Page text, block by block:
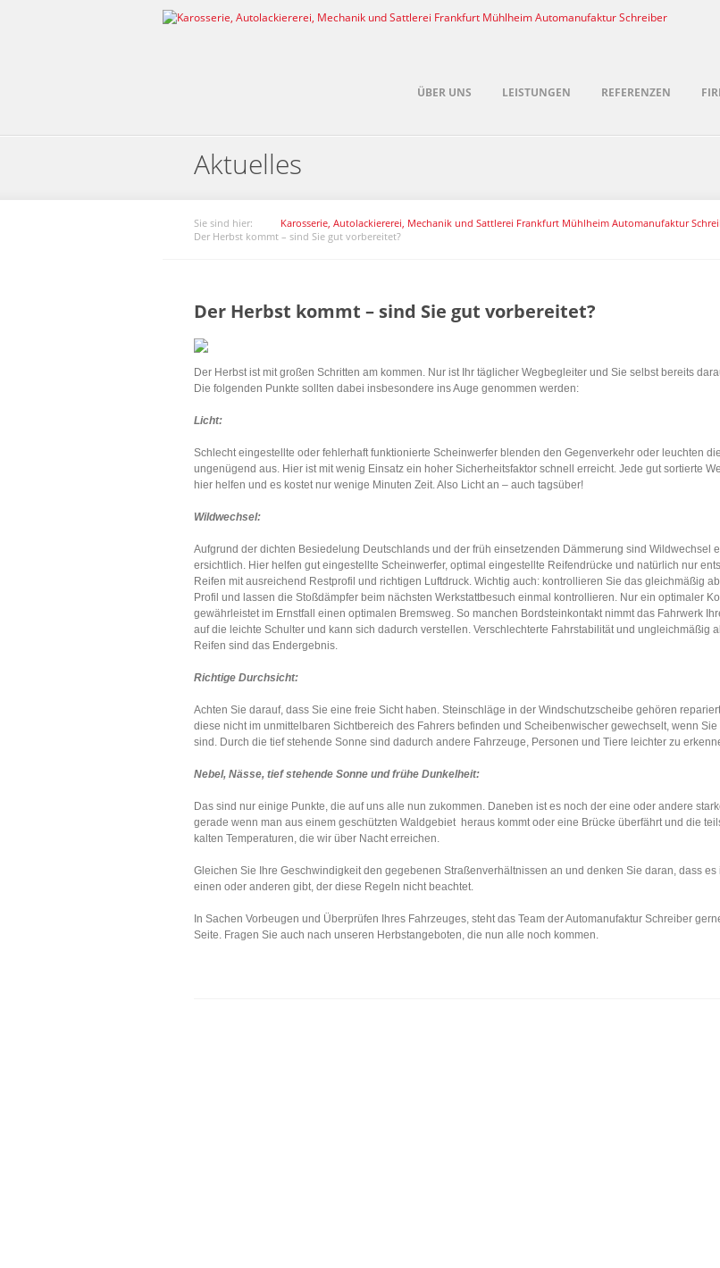
ÜBER UNS LEISTUNGEN REFERENZEN
Aktuelles
Sie sind hier: Karosserie, Autolackiererei, Mechanik und Sattlerei Frankfurt Mühlheim Automanufaktur
Der Herbst kommt – sind Sie gut vorbereitet?
Der Herbst kommt – sind Sie gut vorbereitet?
Der Herbst ist mit großen Schritten am kommen. Nur ist Ihr täglicher Wegbegleiter und Sie selbst bereits
Die folgenden Punkte sollten dabei insbesondere ins Auge genommen werden:
Licht:
Schlecht eingestellte oder fehlerhaft funktionierte Scheinwerfer blenden den Gegenverkehr oder leuchten
ungenügend aus. Hier ist mit wenig Einsatz ein hoher Sicherheitsfaktor schnell erreicht. Jede gut sortierte
hier helfen und es kostet nur wenige Minuten Zeit. Also Licht an – auch tagsüber!
Wildwechsel:
Aufgrund der dichten Besiedelung Deutschlands und der früh einsetzenden Dämmerung sind Wildwechsel
ersichtlich. Hier helfen gut eingestellte Scheinwerfer, optimal eingestellte Reifendrücke und natürlich nur
Reifen mit ausreichend Restprofil und richtigen Luftdruck. Wichtig auch: kontrollieren Sie das gleichmäßig
Profil und lassen die Stoßdämpfer beim nächsten Werkstattbesuch einmal kontrollieren. Nur ein optimaler
gewährleistet im Ernstfall einen optimalen Bremsweg. So manchen Bordsteinkontakt nimmt das Fahrwerk
auf die leichte Schulter und kann sich dadurch verstellen. Verschlechterte Fahrstabilität und ungleichmäßig
Reifen sind das Endergebnis.
Richtige Durchsicht:
Achten Sie darauf, dass Sie eine freie Sicht haben. Steinschläge in der Windschutzscheibe gehören
diese nicht im unmittelbaren Sichtbereich des Fahrers befinden und Scheibenwischer gewechselt, wenn Sie
sind. Durch die tief stehende Sonne sind dadurch andere Fahrzeuge, Personen und Tiere leichter zu
Nebel, Nässe, tief stehende Sonne und frühe Dunkelheit:
Das sind nur einige Punkte, die auf uns alle nun zukommen. Daneben ist es noch der eine oder andere
gerade wenn man aus einem geschützten Waldgebiet heraus kommt oder eine Brücke überfährt und die
kalten Temperaturen, die wir über Nacht erreichen.
Gleichen Sie Ihre Geschwindigkeit den gegebenen Straßenverhältnissen an und denken Sie daran, dass es
einen oder anderen gibt, der diese Regeln nicht beachtet.
In Sachen Vorbeugen und Überprüfen Ihres Fahrzeuges, steht das Team der Automanufaktur Schreiber
Seite. Fragen Sie auch nach unseren Herbstangeboten, die nun alle noch kommen.